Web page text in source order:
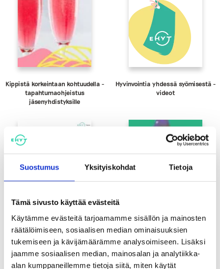
Suostumus Yksityiskohdat Tietoja
Tämä sivusto käyttää evästeitä
Käytämme evästeitä tarjoamamme sisällön ja mainosten
räätälöimiseen, sosiaalisen median ominaisuuksien
tukemiseen ja kävijämäärämme analysoimiseen. Lisäksi
jaamme sosiaalisen median, mainosalan ja analytiikka-
alan kumppaneillemme tietoja siitä, miten käytät
Kippistä korkeintaan kohtuudella -
tapahtumaohjeistus
jäsenyhdistyksille
Hyvinvointia yhdessä syömisestä -
videot
Totta vai tarua -
Energiajuomaväittämät
Hakematta paras -keskustelukortti
alkoholin välittämisestä
alaikäisille